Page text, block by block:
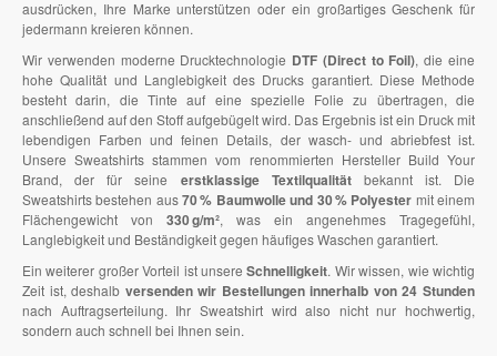
ausdrücken, Ihre Marke unterstützen oder ein großartiges Geschenk für
jedermann kreieren können.
Wir verwenden moderne Drucktechnologie DTF (Direct to Foil), die eine
hohe Qualität und Langlebigkeit des Drucks garantiert. Diese Methode
besteht darin, die Tinte auf eine spezielle Folie zu übertragen, die
anschließend auf den Stoff aufgebügelt wird. Das Ergebnis ist ein Druck mit
lebendigen Farben und feinen Details, der wasch- und abriebfest ist.
Unsere Sweatshirts stammen vom renommierten Hersteller Build Your
Brand, der für seine erstklassige Textilqualitätbekannt ist. Die
Sweatshirts bestehen aus70 % Baumwolle und 30 % Polyester mit einem
Flächengewicht von 330 g/m², was ein angenehmes Tragegefühl,
Langlebigkeit und Beständigkeit gegen häufiges Waschen garantiert.
Ein weiterer großer Vorteil ist unsereSchnelligkeit. Wir wissen, wie wichtig
Zeit ist, deshalb versenden wir Bestellungen innerhalb von 24 Stunden
nach Auftragserteilung. Ihr Sweatshirt wird also nicht nur hochwertig,
sondern auch schnell bei Ihnen sein.